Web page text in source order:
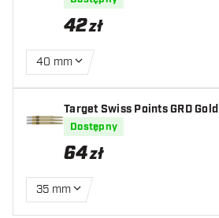
42zł
40 mm
Target Swiss Points GRD Gold
Dostępny
64zł
35 mm